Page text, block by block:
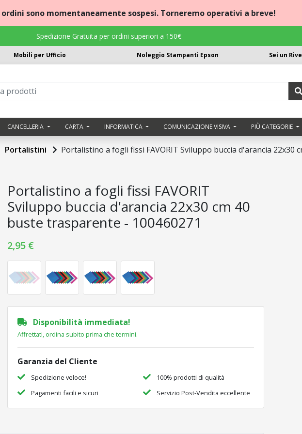
sono momentaneamente sospesi. Torneremo operativi a breve!
Spedizione Gratuita per ordini superiori a 150€
Mobili per Ufficio Noleggio Stampanti Epson Sei un
CANCELLERIA CARTA INFORMATICA COMUNICAZIONE VISIVA PIÙ CATEGORIE
Portalistini
Portalistino a fogli fissi FAVORIT Sviluppo buccia d'arancia 22x30
Portalistino a fogli fissi FAVORIT
Sviluppo buccia d'arancia 22x30 cm 40
buste trasparente - 100460271
2,95 €
Disponibilità immediata!
Affrettati, ordina subito prima che termini.
Garanzia del Cliente
Spedizione veloce!
100% prodotti di qualità
Pagamenti facili e sicuri
Servizio Post-Vendita eccellente